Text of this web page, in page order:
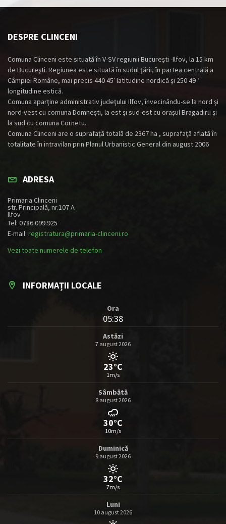
DESPRE CLINCENI
Comuna Clinceni este situată în V-SV regiunii Bucureşti -Ilfov, la 15 km
de Bucureşti. Regiunea este situată în sudul ţării, în partea centrală a
Câmpiei Române, mai precis 440 45′ latitudine nordică şi 250 49 ‘
longitudine estică.
Comuna aparţine administrativ judeţului Ilfov, învecinându-se la nord şi
nord-vest cu comuna Domneşti, la est şi sud-est cu oraşul Bragadiru şi
la sud cu comuna Cornetu.
Comuna Clinceni are o suprafaţă totală de 2367 ha , suprafaţă aflată în
totalitate în intravilan prin Planul Urbanistic General din august 2006
ADRESA
Primaria Clinceni
str. Principală, nr.107 A
Ilfov
Tel: 0786.099.925
E-mail: registratura@primaria-clinceni.ro
Vezi toate numerele de telefon
INFORMAȚII LOCALE
Ora
05:38
Astăzi
7 august 2026
23°C
1m/s
Sâmbătă
8 august 2026
30°C
10m/s
Duminică
9 august 2026
32°C
7m/s
Luni
10 august 2026